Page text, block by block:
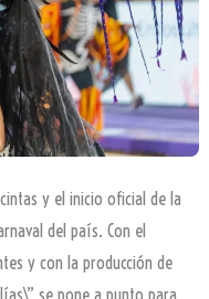
y el inicio oficial de la
del país. Con el
y con la producción de
se pone a punto para